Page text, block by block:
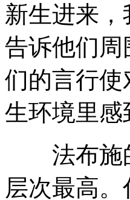
新生进来
告诉他们
们的言行
生环境里感
法布施的
层次最高